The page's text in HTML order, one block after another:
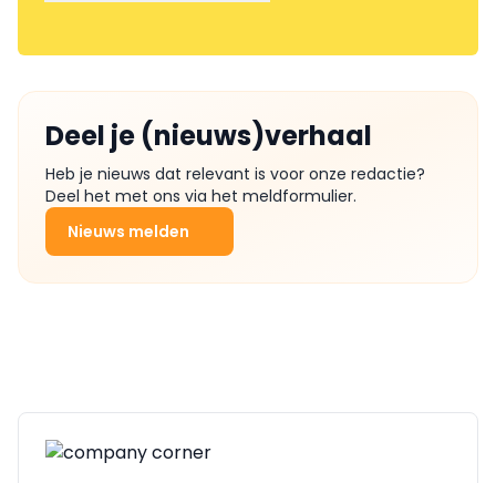
Deel je (nieuws)verhaal
Heb je nieuws dat relevant is voor onze redactie?
Deel het met ons via het meldformulier.
Nieuws melden